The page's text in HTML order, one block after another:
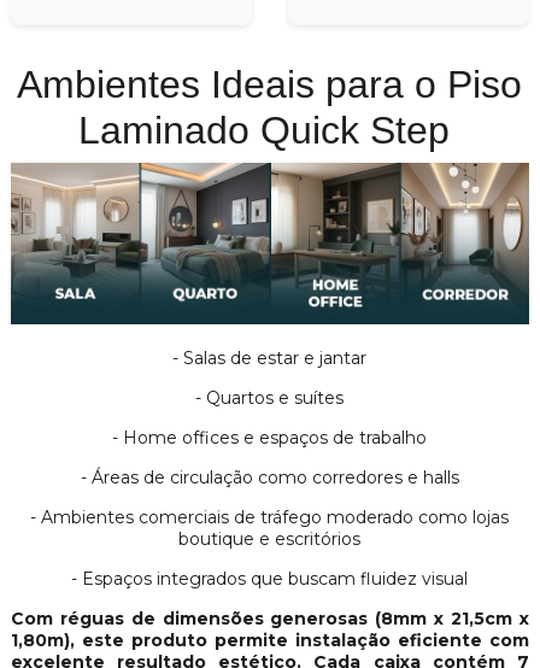
Ambientes Ideais para o Piso
Laminado Quick Step
- Salas de estar e jantar
- Quartos e suítes
- Home offices e espaços de trabalho
- Áreas de circulação como corredores e halls
- Ambientes comerciais de tráfego moderado como lojas
boutique e escritórios
- Espaços integrados que buscam fluidez visual
Com réguas de dimensões generosas (8mm x 21,5cm x
1,80m), este produto permite instalação eficiente com
excelente resultado estético. Cada caixa contém 7